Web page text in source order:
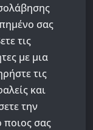
σας
τις
με μια
τις
και
την
ποιος σας